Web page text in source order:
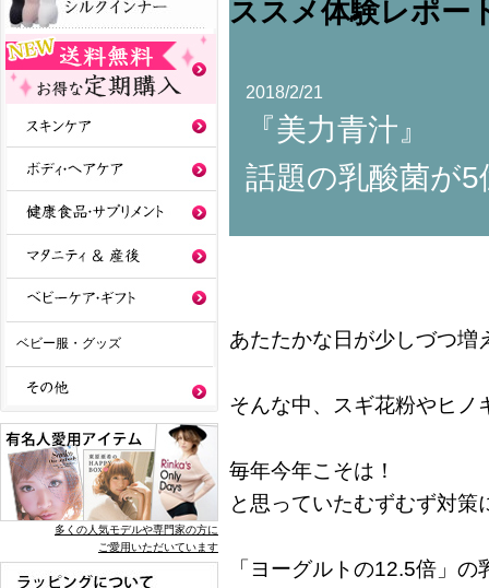
ベビー服・グッズ
多くの人気モデルや専門家の方に
ご愛用いただいています
2018/2/21
『美力青汁』
話題の乳酸菌が5
あたたかな日が少しづつ増
そんな中、スギ花粉やヒノ
毎年今年こそは！
と思っていたむずむず対策
「ヨーグルトの12.5倍」